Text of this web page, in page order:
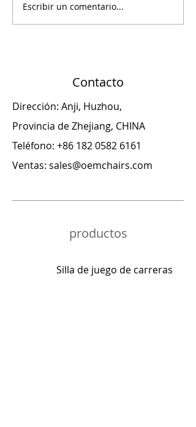
Escribir un comentario...
Contacto
Dirección: Anji, Huzhou,
Provincia de Zhejiang, CHINA
Teléfono: +86 182 0582 6161
Ventas: sales@oemchairs.com
productos
Silla de juego de carreras